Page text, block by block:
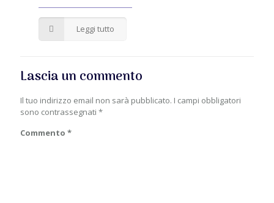
Leggi tutto
Lascia un commento
Il tuo indirizzo email non sarà pubblicato. I campi obbligatori
sono contrassegnati *
Commento *